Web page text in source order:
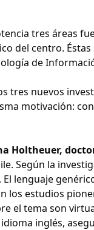
tres áreas
del centro. Éstas
de
tres nuevos
motivación:
Holtheuer,
Según la
lenguaje
los estudios
el tema son
inglés,